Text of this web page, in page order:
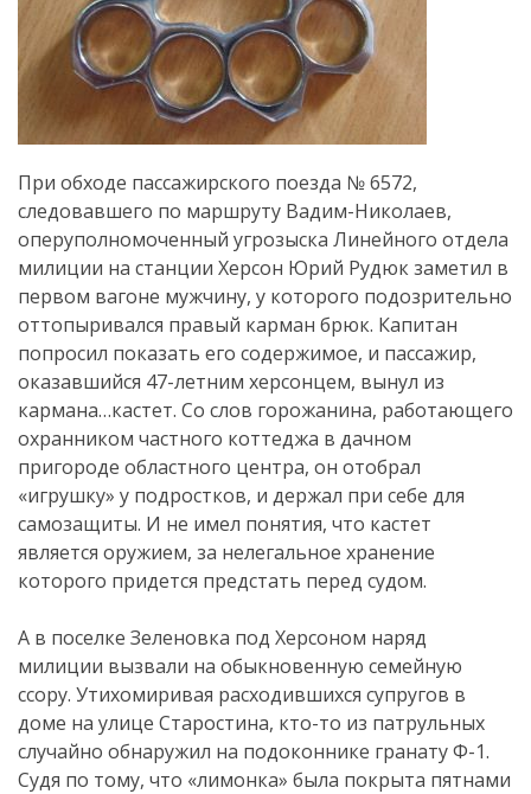
При обходе пассажирского поезда № 6572,
следовавшего по маршруту Вадим-Николаев,
оперуполномоченный угрозыска Линейного отдела
милиции на станции Херсон Юрий Рудюк заметил в
первом вагоне мужчину, у которого подозрительно
оттопыривался правый карман брюк. Капитан
попросил показать его содержимое, и пассажир,
оказавшийся 47-летним херсонцем, вынул из
кармана…кастет. Со слов горожанина, работающего
охранником частного коттеджа в дачном
пригороде областного центра, он отобрал
«игрушку» у подростков, и держал при себе для
самозащиты. И не имел понятия, что кастет
является оружием, за нелегальное хранение
которого придется предстать перед судом.
А в поселке Зеленовка под Херсоном наряд
милиции вызвали на обыкновенную семейную
ссору. Утихомиривая расходившихся супругов в
доме на улице Старостина, кто-то из патрульных
случайно обнаружил на подоконнике гранату Ф-1.
Судя по тому, что «лимонка» была покрыта пятнами